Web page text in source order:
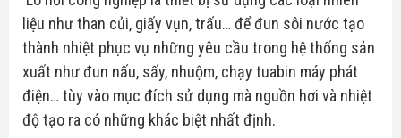
Trang chủ
liệu như than củi, giấy vụn, trấu… để đun sôi nước tạo
thành nhiệt phục vụ những yêu cầu trong hệ thống sản
xuất như đun nấu, sấy, nhuộm, chạy tuabin máy phát
điện… tùy vào mục đích sử dụng mà nguồn hơi và nhiệt
độ tạo ra có những khác biệt nhất định.